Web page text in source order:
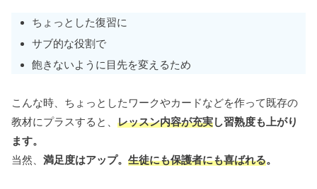
ちょっとした復習に
サブ的な役割で
飽きないように目先を変えるため
こんな時、ちょっとしたワークやカードなどを作って既存の
教材にプラスすると、 レッスン内容が充実し習熟度も上がり
ます。
当然、 満足度はアップ。 生徒にも保護者にも喜ばれる。